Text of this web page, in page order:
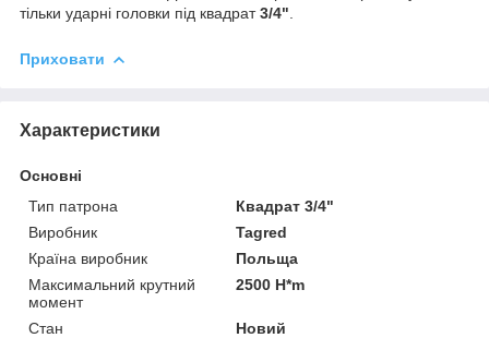
тільки ударні головки під квадрат3/4"
Приховати
Характеристики
Основні
Тип патрона
Квадрат 3/4"
Виробник
Tagred
Країна виробник
Польща
Максимальний крутний
момент
2500 H*m
Стан Новий